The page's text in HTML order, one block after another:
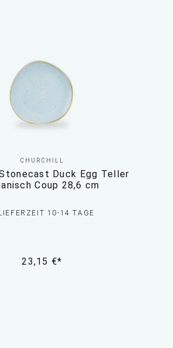
CHURCHILL
Duck Egg Teller
Coup 28,6 cm
LIEFERZEIT 10-14 TAGE
23,15 €*